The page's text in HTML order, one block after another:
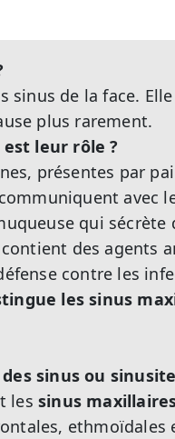
sinus de la face.
plus rarement.
leur rôle ?
présentes par
avec
qui sécrète
des agents
contre les
les sinus
sinus ou
les sinus